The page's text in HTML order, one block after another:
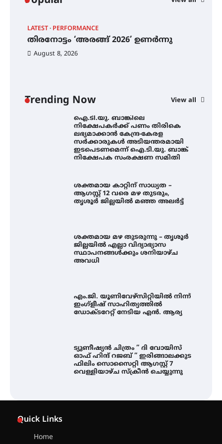
LATEST PERFORMANCE
തിരനോട്ടം ‘അരങ്ങ് 2026’ ഉണർന്നു
August 8, 2026
Trending Now View all
ഫിലിം സൊസൈറ്റി ആഗസ്റ്റ് 7
വെള്ളിയാഴ്ച സ്‌ക്രീൻ ചെയ്യുന്നു
ഐ.ടി.യു. ബാങ്കിലെ
നിക്ഷേപകർക്ക് പണം തിരികെ
ലഭ്യമാക്കാൻ കേന്ദ്ര-കേരള
സർക്കാരുകൾ അടിയന്തരമായി
ഇടപെടണമെന്ന് ഐ.ടി.യു. ബാങ്ക്
നിക്ഷേപക സംരക്ഷണ സമിതി
ശക്തമായ കാറ്റിന് സാധ്യത –
ആഗസ്റ്റ് 12 വരെ മഴ തുടരും,
തൃശൂർ ജില്ലയിൽ മഞ്ഞ അലർട്ട്
ശക്തമായ മഴ തുടരുന്നു – തൃശൂർ
ജില്ലയിൽ എല്ലാ വിദ്യാഭ്യാസ
സ്ഥാപനങ്ങൾക്കും ശനിയാഴ്ച
അവധി
എം.ജി. യൂണിവേഴ്‌സിറ്റിയിൽ നിന്ന്
ഇംഗ്ളീഷ് സാഹിത്യത്തിൽ
ഡോക്ടറേറ്റ് നേടിയ എൻ. ആര്യ
ട്യുണീഷ്യൻ ചിത്രം ” ദി വോയിസ്
ഓഫ് ഹിന്ദ് റജബ് ” ഇരിങ്ങാലക്കുട
ഫിലിം സൊസൈറ്റി ആഗസ്റ്റ് 7
വെള്ളിയാഴ്ച സ്‌ക്രീൻ ചെയ്യുന്നു
Quick Links
Home